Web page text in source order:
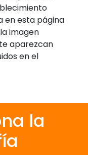
en esta página
imagen
aparezcan
en el
la